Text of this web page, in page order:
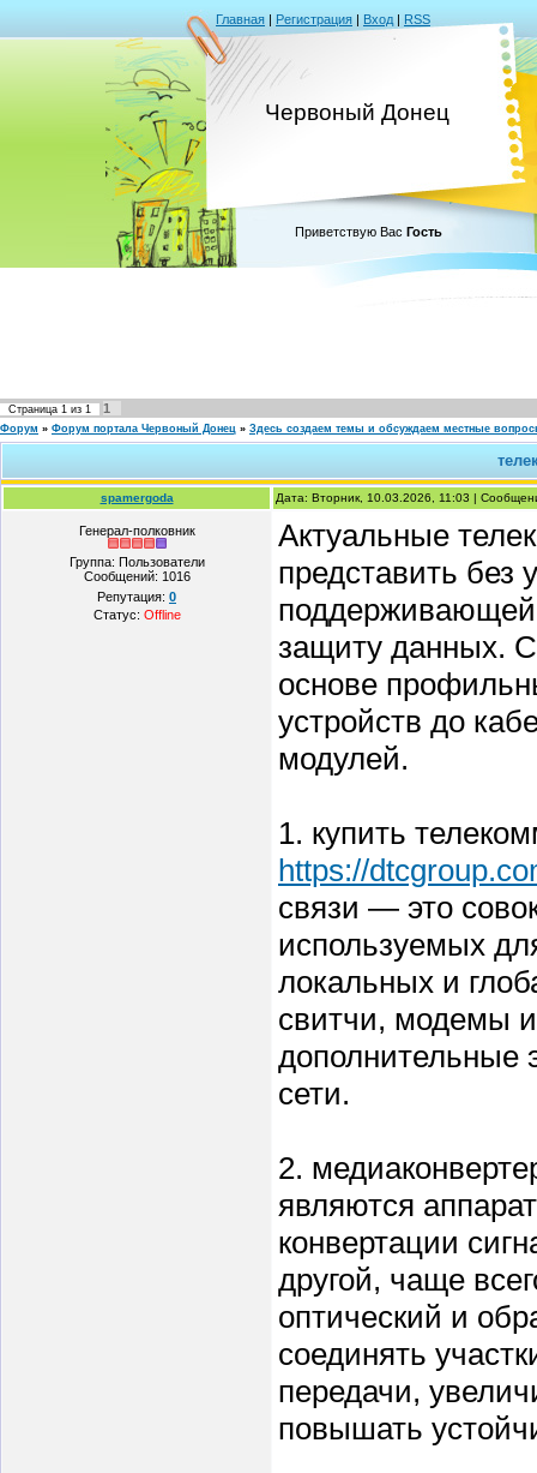
Главная | Регистрация | Вход | RSS
Червоный Донец
Приветствую Вас Гость
Страница 1 из 1 1
Форум » Форум портала Червоный Донец » Здесь создаем темы и обсуждаем местные
spamergoda Дата: Вторник, 10.03.2026, 11:03 |
Генерал-полковник
Группа: Пользователи
Сообщений: 1016
Репутация: 0
Статус: Offline
Актуальные
представить без
поддерживающей
защиту данных.
основе
устройств до
модулей.
1. купить
https://
связи — это
используемых
локальных и
свитчи, модемы
дополнительные
сети.
2.
являются
конвертации
другой, чаще
оптический и
соединять
передачи,
повышать